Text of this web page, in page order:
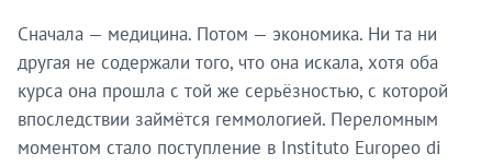
Сначала — медицина. Потом — экономика. Ни та ни
другая не содержали того, что она искала, хотя оба
курса она прошла с той же серьёзностью, с которой
впоследствии займётся геммологией. Переломным
моментом стало поступление в Instituto Europeo di